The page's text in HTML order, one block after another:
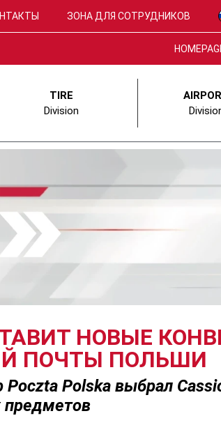
ЗОНА ДЛЯ СОТРУДНИКОВ
TIRE
Division
НОВЫЕ
ПОЧТЫ ПОЛЬШИ
Polska выбрал
предметов